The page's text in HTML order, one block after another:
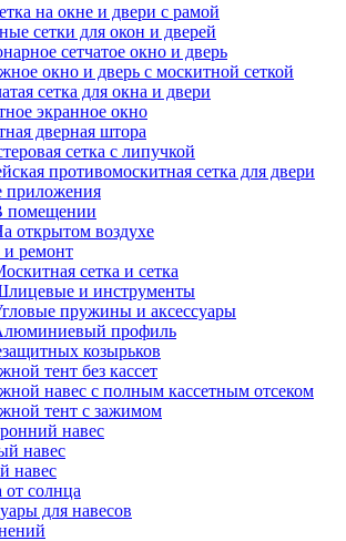
на окне и двери с рамой
сетки для окон и дверей
сетчатое окно и дверь
окно и дверь с москитной сеткой
сетка для окна и двери
экранное окно
дверная штора
сетка с липучкой
противомоскитная сетка для двери
приложения
помещении
открытом воздухе
и ремонт
сетка и сетка
и инструменты
пружины и аксессуары
профиль
козырьков
тент без кассет
навес с полным кассетным отсеком
тент с зажимом
навес
навес
навес
от солнца
для навесов